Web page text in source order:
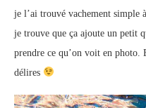
je l’ai trouvé vachement simple
je trouve que ça ajoute un petit
prendre ce qu’on voit en photo.
délires